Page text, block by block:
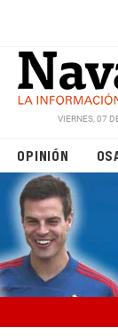
VIERNES, 07
OPINIÓN